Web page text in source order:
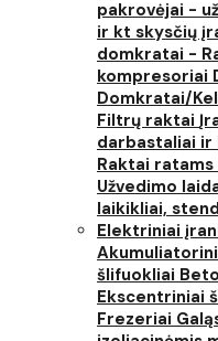
pakrovėjai -
ir kt skysčių
domkratai -
kompresoriai
Domkratai/
Filtrų raktai
darbastaliai ir
Raktai ratams
Užvedimo
laikikliai,
Elektriniai
šlifuokliai
Ekscentriniai
Frezeriai